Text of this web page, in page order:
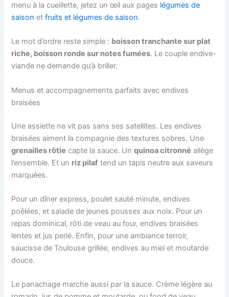
menu à la cueillette, jetez un œil aux pages légumes de
saison etfruits et légumes de saison.
Le mot d’ordre reste simple : boisson tranchante sur plat
riche, boisson ronde sur notes fumées. Le couple endive-
viande ne demande qu’à briller.
Menus et accompagnements parfaits avec endives
braisées
Une assiette ne vit pas sans ses satellites. Les endives
braisées aiment la compagnie des textures sobres. Une
grenailles rôtie capte la sauce. Unquinoa citronné allège
l’ensemble. Et un riz pilaf tend un tapis neutre aux saveurs
marquées.
Pour un dîner express, poulet sauté minute, endives
poêlées, et salade de jeunes pousses aux noix. Pour un
repas dominical, rôti de veau au four, endives braisées
lentes et jus perlé. Enfin, pour une ambiance terroir,
saucisse de Toulouse grillée, endives au miel et moutarde
douce.
Le panachage marche aussi par la sauce. Crème légère au